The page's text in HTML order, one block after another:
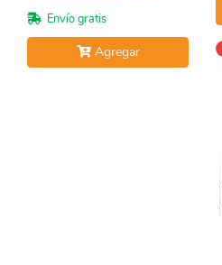
Envío gratis
Agregar